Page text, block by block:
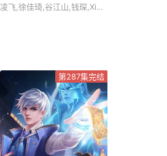
凌飞,徐佳琦,谷江山,钱琛,Xing Chao,赵熠彤,孙路路,姜秋再
第287集完结